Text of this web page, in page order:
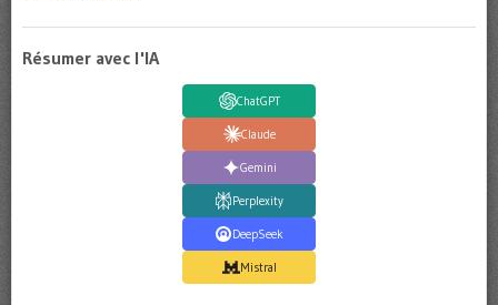
Résumer avec l'IA
ChatGPT
Claude
Gemini
Perplexity
DeepSeek
Mistral